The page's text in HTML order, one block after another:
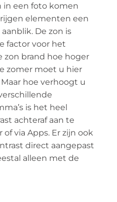
in een foto komen
elementen een
De zon is
factor voor het
zon brand hoe hoger
zomer moet u hier
hoe verhoogt u
is het heel
achteraf aan te
via Apps. Er zijn ook
direct aangepast
alleen met de